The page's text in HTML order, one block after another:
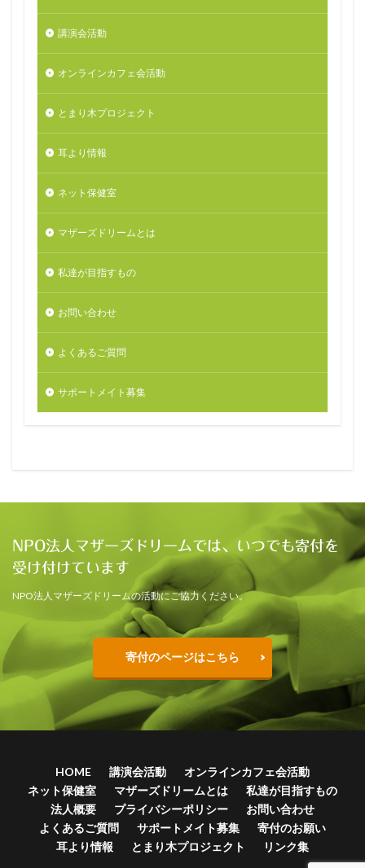
講演会活動
オンラインカフェ会活動
とまり木プロジェクト
耳より情報
ネット保健室
マザーズドリームとは
私達が目指すもの
お問い合わせ
よくあるご質問
サポートメイト募集
NPO法人マザーズドリームでは、いつでも寄付を
受け付けています
NPO法人マザーズドリームの活動にご協力ください。
寄付のページはこちら
HOME 講演会活動
オンラインカフェ会活動
ネット保健室
マザーズドリームとは
私達が目指すもの
法人概要
プライバシーポリシー
お問い合わせ
よくあるご質問
サポートメイト募集
寄付のお願い
耳より情報
とまり木プロジェクト リンク集